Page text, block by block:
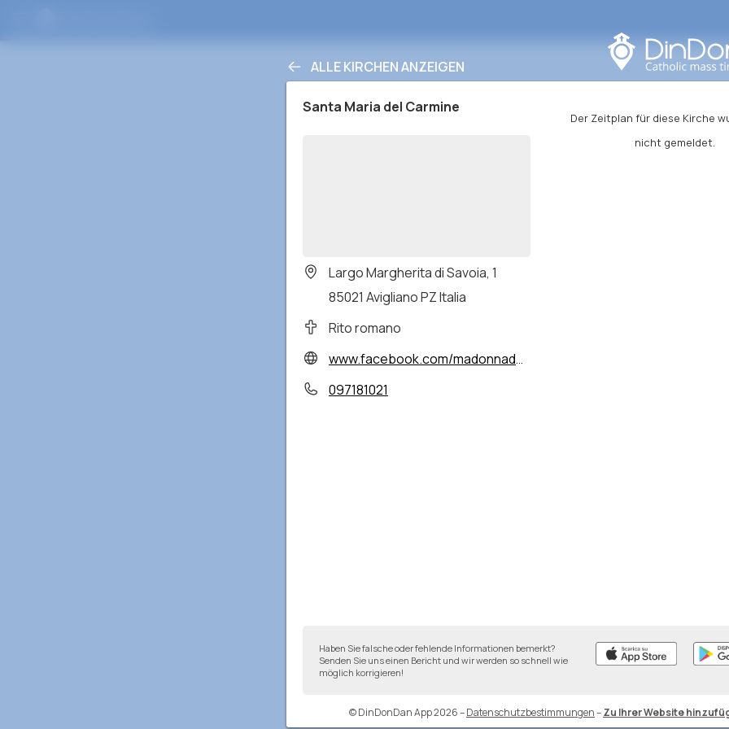
ALLE KIRCHEN ANZEIGEN
Santa Maria del Carmine
Largo Margherita di Savoia, 1
85021 Avigliano PZ Italia
Rito romano
www.facebook.com/madonnadelcarmineavigliano/?locale=it_IT
097181021
Der Zeitplan für diese Kirche
nicht gemeldet.
Haben Sie falsche oder fehlende Informationen bemerkt?
Senden Sie uns einen Bericht und wir werden so schnell wie
möglich korrigieren!
© DinDonDan App 2026–Datenschutzbestimmungen–Zu Ihrer Website